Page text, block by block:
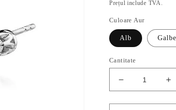
Prețul include TVA.
Culoare Aur
Alb
Cantitate
Reduceți
cantitatea
pentru